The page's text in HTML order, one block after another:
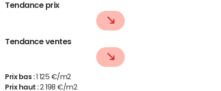
Tendance prix
Tendance ventes
Prix bas : 1 125 €/m2
Prix haut :2 198 €/m2